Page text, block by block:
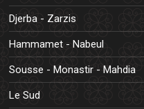
Djerba - Zarzis
Hammamet - Nabeul
Sousse - Monastir - Mahdia
Le Sud